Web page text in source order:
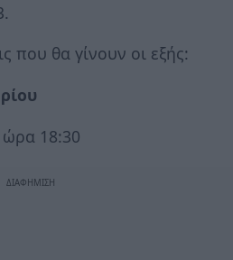
που θα γίνουν οι εξής:
18:30